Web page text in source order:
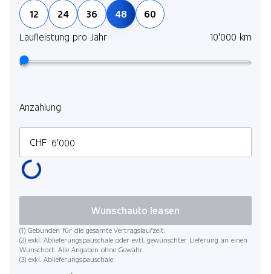
12 24 36 48
60
Laufleistung pro Jahr
10'000 km
Anzahlung
CHF
(1) Gebunden für die gesamte Vertragslaufzeit.
(2) exkl. Ablieferungspauschale oder evtl. gewünschter Lieferung an einen
Wunschort. Alle Angaben ohne Gewähr.
(3) exkl. Ablieferungspauschale
Wunschauto leasen